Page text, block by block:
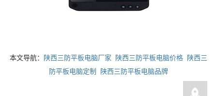
本文导航： 陕西三防平板电脑厂家 陕西三防平板电脑价格
陕西三
防平板电脑定制
陕西三防平板电脑品牌